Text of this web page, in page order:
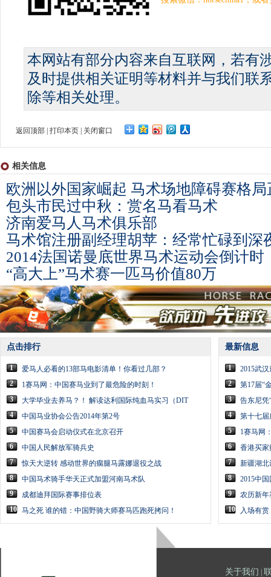
本网站有部分内容来自互联网，若有
及时提供相关证明等材料并与我们联
除等相关处理。
返回顶部 打印本页 关闭窗口
相关信息
欧洲以外国家崛起 马术场地障碍赛格
包头市民过中秋：赏名马看马术
济南爱马人马术俱乐部
马术馆注册副经理胡苹：经常忙碌到深
2014法国诺曼底世界马术运动会倒计时
“高大上”马术赛一匹马价值80万
点击排行
1
爱马人必看的13部马电影清单！你看过几部？
2
1赛马网：中国赛马业到了最危险的时刻！
3
大学毕业去养马？！ 解读达利国际纯血马实习（DIT
4
中国马业协会公告2014年第2号
5
中国赛马会启动仪式在北京召开
6
中国人民解放军骑兵史
7
惊天大逆转 感动世界的瘸腿马露娜退役之战
8
中国马术骑手华天正式加盟河南马术队
9
成都迪拜国际赛事排位表
10 马之死 谁的错：中国野骑大师赛马匹跑死拷问！
最新信息
1
2015武
2
第17届“
3
告东尼凭
4
第十七届
5
1赛马网
6
香港买家
7
新疆湖北
8
2015中
9
农历新年
10
入场有
关于我们